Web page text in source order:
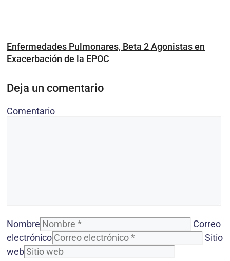
Enfermedades Pulmonares, Beta 2 Agonistas en
Exacerbación de la EPOC
Deja un comentario
Comentario
Nombre
Correo
electrónico
Sitio
web